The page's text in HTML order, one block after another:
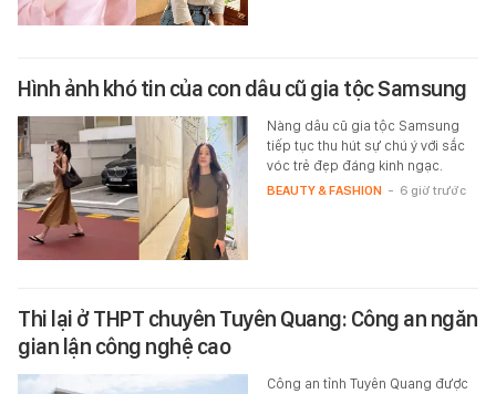
Hình ảnh khó tin của con dâu cũ gia tộc Samsung
Nàng dâu cũ gia tộc Samsung
tiếp tục thu hút sự chú ý với sắc
vóc trẻ đẹp đáng kinh ngạc.
BEAUTY & FASHION - 6 giờ trước
Thi lại ở THPT chuyên Tuyên Quang: Công an ngăn
gian lận công nghệ cao
Công an tỉnh Tuyên Quang được